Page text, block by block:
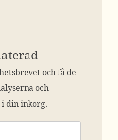
och få de
och
din inkorg.